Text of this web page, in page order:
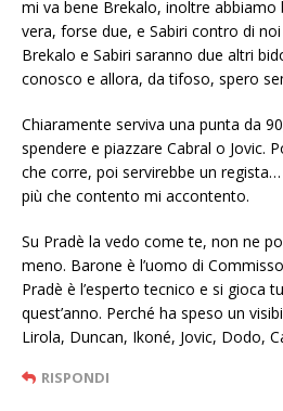
mi va bene Brekalo, inoltre abbiamo
vera, forse due, e Sabiri contro di
Brekalo e Sabiri saranno due altri
conosco e allora, da tifoso, spero
Chiaramente serviva una punta da
spendere e piazzare Cabral o Jovic.
che corre, poi servirebbe un
più che contento mi accontento.
Su Pradè la vedo come te, non ne
meno. Barone è l’uomo di
Pradè è l’esperto tecnico e si gioca
quest’anno. Perché ha speso un
Lirola, Duncan, Ikoné, Jovic, Dodo,
RISPONDI